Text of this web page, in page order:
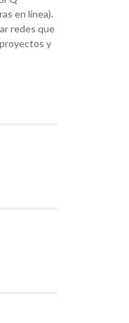
en línea).
redes que
y